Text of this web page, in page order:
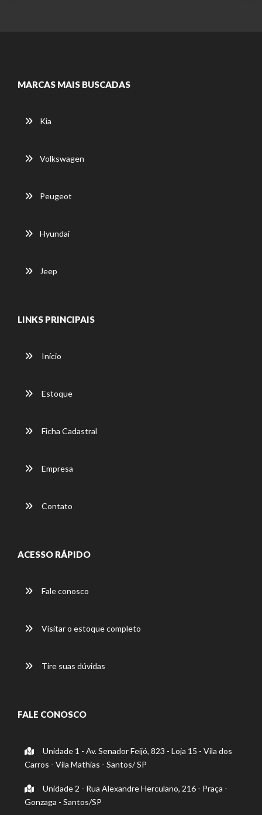
MARCAS MAIS BUSCADAS
Kia
Volkswagen
Peugeot
Hyundai
Jeep
LINKS PRINCIPAIS
Início
Estoque
Ficha Cadastral
Empresa
Contato
ACESSO RÁPIDO
Fale conosco
Visitar o estoque completo
Tire suas dúvidas
FALE CONOSCO
Unidade 1 - Av. Senador Feijó, 823 - Loja 15 - Vila dos
Carros - Vila Mathias - Santos/ SP
Unidade 2 - Rua Alexandre Herculano, 216 - Praça -
Gonzaga - Santos/SP